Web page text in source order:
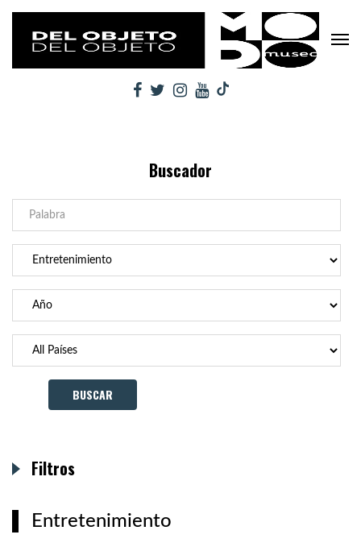
Buscador
Entretenimiento
Filtros